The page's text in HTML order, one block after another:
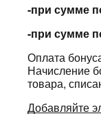
-при сумме
-при сумме
Оплата
Начисление
товара,
Добавляйте